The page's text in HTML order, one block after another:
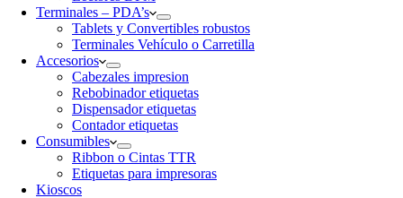
Terminales – PDA’s
Tablets y Convertibles robustos
Terminales Vehículo o Carretilla
Accesorios
Cabezales impresion
Rebobinador etiquetas
Dispensador etiquetas
Contador etiquetas
Consumibles
Ribbon o Cintas TTR
Etiquetas para impresoras
Kioscos